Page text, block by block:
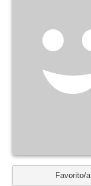
Favorito/a